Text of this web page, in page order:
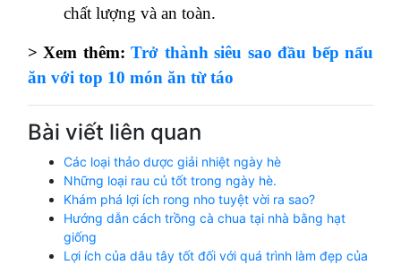
chất lượng và an toàn.
> Xem thêm:Trở thành siêu sao đầu bếp nấu
ăn với top 10 món ăn từ táo
Bài viết liên quan
Các loại thảo dược giải nhiệt ngày hè
Những loại rau củ tốt trong ngày hè.
Khám phá lợi ích rong nho tuyệt vời ra sao?
Hướng dẫn cách trồng cà chua tại nhà bằng hạt
giống
Lợi ích của dâu tây tốt đối với quá trình làm đẹp của